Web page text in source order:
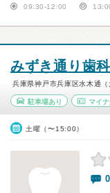
09:30-12:00
みずき通り歯科
兵庫県神戸市兵庫区水木通（
駐車場あり マイ
土曜（〜15:00）